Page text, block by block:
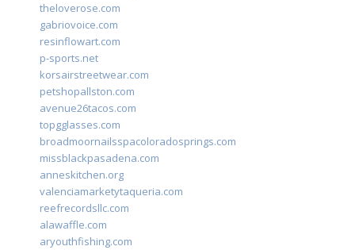
theloverose.com
gabriovoice.com
resinflowart.com
p-sports.net
korsairstreetwear.com
petshopallston.com
avenue26tacos.com
topgglasses.com
broadmoornailsspacoloradosprings.com
missblackpasadena.com
anneskitchen.org
valenciamarketytaqueria.com
reefrecordsllc.com
alawaffle.com
aryouthfishing.com